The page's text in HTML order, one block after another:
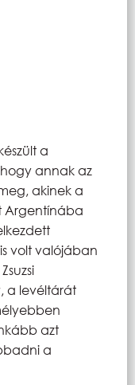
a
annak az
akinek a
Argentínába
volt valójában
a levéltárát
azt
a